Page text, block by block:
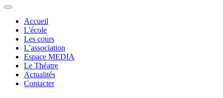
Accueil
L'école
Les cours
L’association
Espace MEDIA
Le Théatre
Actualités
Contacter